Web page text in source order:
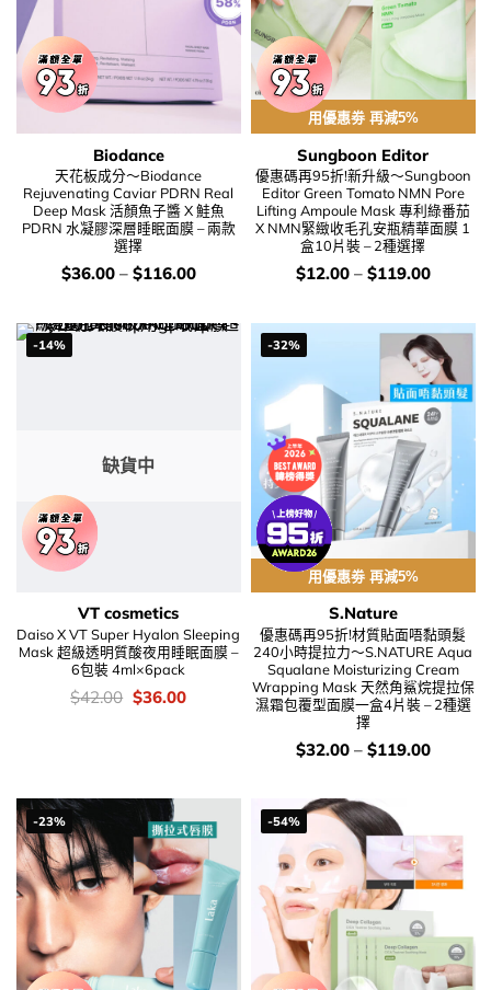
Biodance
天花板成分～Biodance
Rejuvenating Caviar PDRN Real
Deep Mask 活顏魚子醬 X 鮭魚
PDRN 水凝膠深層睡眠面膜 – 兩款
選擇
價
$36.00– $116.00
用優惠劵 再減5%
Sungboon Editor
優惠碼再95折!新升級～Sungboon
Editor Green Tomato NMN Pore
Lifting Ampoule Mask 專利綠番茄
X NMN緊緻收毛孔安瓶精華面膜 1
盒10片裝 – 2種選擇
價
$12.00– $119.00
-14%
缺貨中
VT cosmetics
Daiso X VT Super Hyalon Sleeping
Mask 超級透明質酸夜用睡眠面膜 –
6包裝 4ml×6pack
價
錢：
$42.00 Original
price
$36.00Current
-32%
用優惠劵 再減5%
S.Nature
優惠碼再95折!材質貼面唔黏頭髮
240小時提拉力～S.NATURE Aqua
Squalane Moisturizing Cream
Wrapping Mask 天然角鯊烷提拉保
濕霜包覆型面膜一盒4片裝 – 2種選
擇
價
錢：
$32.00– $119.00
-23% -54%